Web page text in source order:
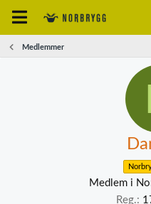
Medlemmer
Medlem i
Reg.